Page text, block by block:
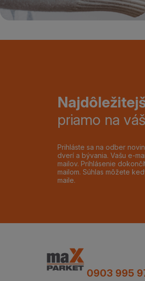
priamo na
Prihláste sa na odber
dverí a bývania. Vašu e-
mailov. Prihlásenie
mailom. Súhlas môžete
maile.
0903 995